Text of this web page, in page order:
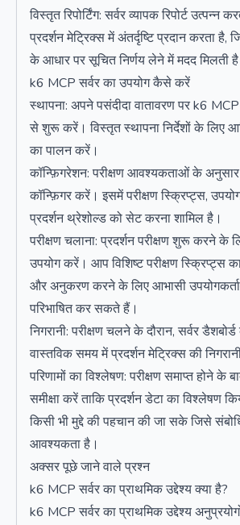
विस्तृत रिपोर्टिंग: सर्वर व्यापक रिपोर्ट उत्पन्न
प्रदर्शन मेट्रिक्स में अंतर्दृष्टि प्रदान करता है,
के आधार पर सूचित निर्णय लेने में मदद मिलती
k6 MCP सर्वर का उपयोग कैसे करें
स्थापना: अपने पसंदीदा वातावरण पर k6
से शुरू करें। विस्तृत स्थापना निर्देशों के लिए
का पालन करें।
कॉन्फ़िगरेशन: परीक्षण आवश्यकताओं के अनुसार
कॉन्फ़िगर करें। इसमें परीक्षण स्क्रिप्ट्स,
प्रदर्शन थ्रेशोल्ड को सेट करना शामिल है।
परीक्षण चलाना: प्रदर्शन परीक्षण शुरू करने के
उपयोग करें। आप विशिष्ट परीक्षण
और अनुकरण करने के लिए आभासी
परिभाषित कर सकते हैं।
निगरानी: परीक्षण चलने के दौरान, सर्वर
वास्तविक समय में प्रदर्शन मेट्रिक्स की
परिणामों का विश्लेषण: परीक्षण समाप्त होने के
समीक्षा करें ताकि प्रदर्शन डेटा का विश्लेषण
किसी भी मुद्दे की पहचान की जा सके जिसे
आवश्यकता है।
अक्सर पूछे जाने वाले प्रश्न
k6 MCP सर्वर का प्राथमिक उद्देश्य क्या है?
k6 MCP सर्वर का प्राथमिक उद्देश्य